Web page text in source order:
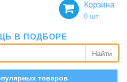
Корзина
0 шт.
В ПОДБОРЕ
Найти
товаров